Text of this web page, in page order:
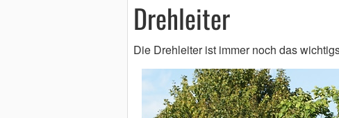
Drehleiter
Die Drehleiter ist immer noch das